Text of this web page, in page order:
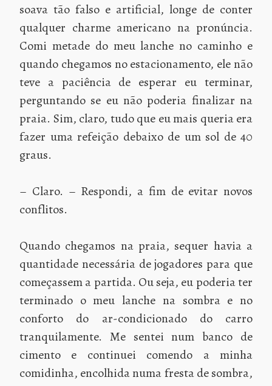
soava tão falso e artificial, longe de conter
qualquer charme americano na pronúncia.
Comi metade do meu lanche no caminho e
quando chegamos no estacionamento, ele não
teve a paciência de esperar eu terminar,
perguntando se eu não poderia finalizar na
praia. Sim, claro, tudo que eu mais queria era
fazer uma refeição debaixo de um sol de 40
graus.
– Claro. – Respondi, a fim de evitar novos
conflitos.
Quando chegamos na praia, sequer havia a
quantidade necessária de jogadores para que
começassem a partida. Ou seja, eu poderia ter
terminado o meu lanche na sombra e no
conforto do ar-condicionado do carro
tranquilamente. Me sentei num banco de
cimento e continuei comendo a minha
comidinha, encolhida numa fresta de sombra,